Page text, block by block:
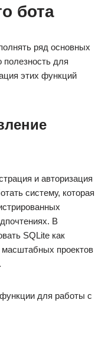
бота
ряд основных
полезность для
этих функций
и авторизация
систему, которая
В
SQLite как
проектов
функции для работы с